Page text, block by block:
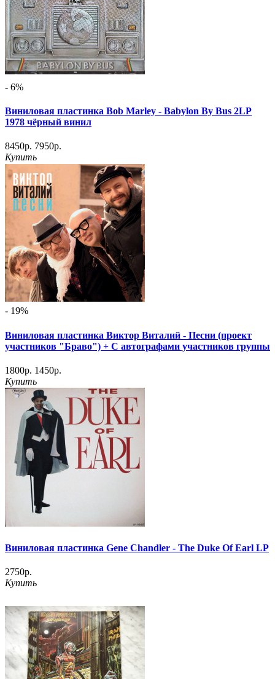
- 6%
Виниловая пластинка Bob Marley - Babylon By Bus 2LP
1978 чёрный винил
8450р. 7950р.
Купить
- 19%
Виниловая пластинка Виктор Виталий ‎- Песни (проект
участников "Браво") + С автографами участников группы
1800р. 1450р.
Купить
Виниловая пластинка Gene Chandler - The Duke Of Earl LP
2750р.
Купить